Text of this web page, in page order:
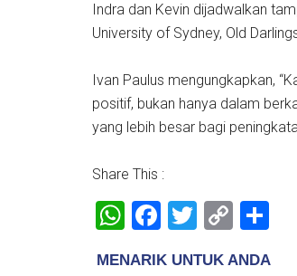
Indra dan Kevin dijadwalkan
University of Sydney, Old
Ivan Paulus mengungkapkan,
positif, bukan hanya dalam
yang lebih besar bagi
Share This :
WhatsApp
Facebook
Twitter
Copy